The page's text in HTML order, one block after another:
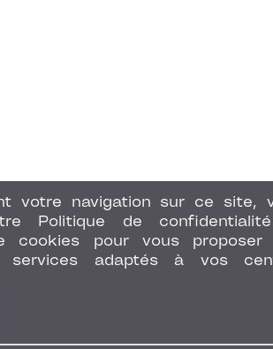
votre navigation sur ce site,
Politique de
cookies pour vous proposer
services adaptés à vos